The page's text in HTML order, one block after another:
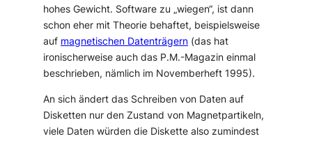
hohes Gewicht. Software zu „wiegen“, ist dann
schon eher mit Theorie behaftet, beispielsweise
auf magnetischen Datenträgern (das hat
ironischerweise auch das P.M.-Magazin einmal
beschrieben, nämlich im Novemberheft 1995).
An sich ändert das Schreiben von Daten auf
Disketten nur den Zustand von Magnetpartikeln,
viele Daten würden die Diskette also zumindest